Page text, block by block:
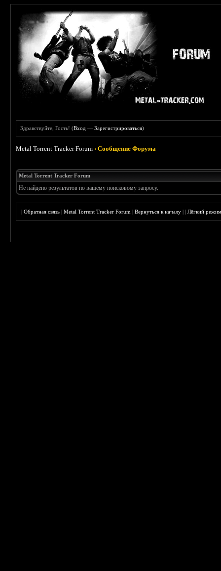
Здравствуйте, Гость! (Вход —Зарегистрироваться)
Metal Torrent Tracker Forum ›Сообщение Форума
Metal Torrent Tracker Forum
Не найдено результатов по вашему поисковому запросу.
|Обратная связь |Metal Torrent Tracker Forum |Вернуться к началу ||Лёгкий